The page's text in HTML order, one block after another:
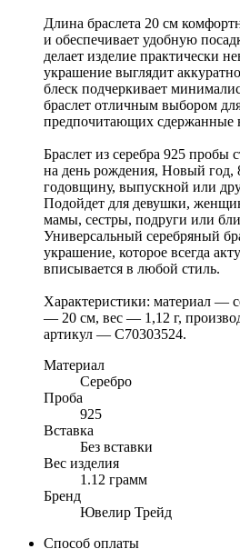
Длина браслета 20 см
и обеспечивает удобную
делает изделие практически
украшение выглядит
блеск подчеркивает
браслет отличным выбором
предпочитающих сдержанные
Браслет из серебра 925 пробы
на день рождения, Новый год,
годовщину, выпускной или
Подойдет для девушки,
мамы, сестры, подруги или
Универсальный серебряный
украшение, которое всегда
вписывается в любой стиль.
Характеристики: материал —
— 20 см, вес — 1,12 г,
артикул — С70303524.
Материал
Серебро
Проба
925
Вставка
Без вставки
Вес изделия
1.12 грамм
Бренд
Ювелир Трейд
Способ оплаты